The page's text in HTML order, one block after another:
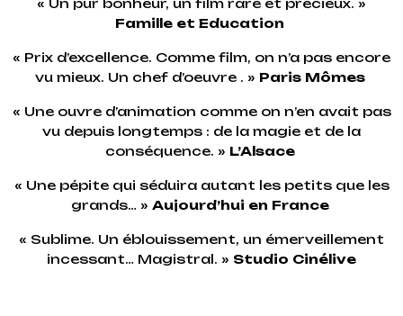
« Un pur bonheur, un film rare et précieux. »
Famille et Education
« Prix d’excellence. Comme film, on n’a pas encore
vu mieux. Un chef d’oeuvre . » Paris Mômes
« Une ouvre d’animation comme on n’en avait pas
vu depuis longtemps : de la magie et de la
conséquence. » L’Alsace
« Une pépite qui séduira autant les petits que les
grands… » Aujourd’hui en France
« Sublime. Un éblouissement, un émerveillement
incessant… Magistral. » Studio Cinélive